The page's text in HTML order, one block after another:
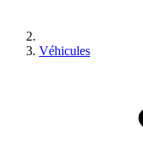
Véhicules